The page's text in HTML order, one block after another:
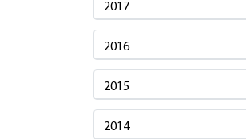
2017
2016
2015
2014